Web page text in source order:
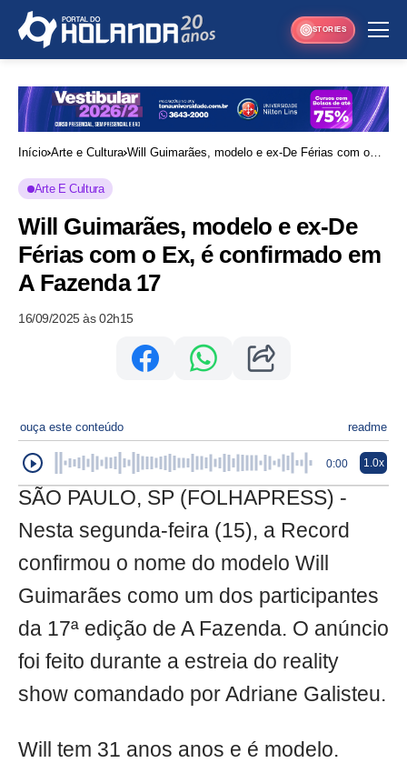
STORIES
Início Arte e Cultura Will Guimarães, modelo e ex-De Férias com o
Arte E Cultura
Will Guimarães, modelo e ex-De
Férias com o Ex, é confirmado em
A Fazenda 17
16/09/2025 às 02h15
ouça este conteúdo readme
0:00 1.0x
SÃO PAULO, SP (FOLHAPRESS) -
Nesta segunda-feira (15), a Record
confirmou o nome do modelo Will
Guimarães como um dos participantes
da 17ª edição de A Fazenda. O anúncio
foi feito durante a estreia do reality
show comandado por Adriane Galisteu.
Will tem 31 anos anos e é modelo.